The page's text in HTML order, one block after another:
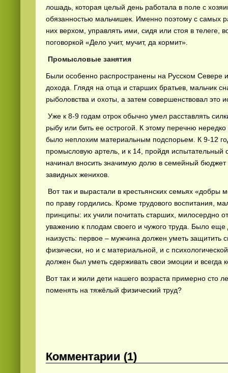
лошадь, которая целый день работала в поле с
обязанностью мальчишек. Именно поэтому с самых
них верхом, управлять ими, сидя или стоя в телеге,
поговоркой «Дело учит, мучит, да кормит».
Промысловые занятия
Были особенно распространены на Русском Севере
дохода. Глядя на отца и старших братьев, мальчик
рыболовства и охоты, а затем совершенствовал это
Уже к 8-9 годам отрок обычно умел расставлять
рыбу или бить ее острогой. К этому перечню
было неплохим материальным подспорьем. К 9-12
промысловую артель, и к 14, пройдя испытательный
начинал вносить значимую долю в семейный
завидных женихов.
Вот так и вырастали в крестьянских семьях
по праву гордились. Кроме трудового воспитания,
принципы: их учили почитать старших, милосердно
уважению к плодам своего и чужого труда. Было
наизусть: первое – мужчина должен уметь
физически, но и с материальной, и с
должен был уметь сдерживать свои эмоции и всегда
Вот так и жили дети нашего возраста примерно сто
поменять на тяжёлый физический труд?
Комментарии (1)